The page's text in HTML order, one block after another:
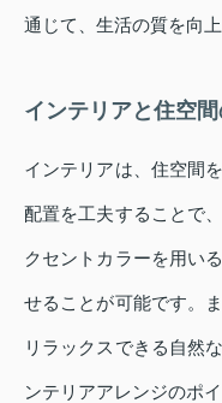
通じて、生活の質を向
インテリアと住空
インテリアは、住空間
配置を工夫することで
クセントカラーを用い
せることが可能です。
リラックスできる自然
ンテリアアレンジのポ